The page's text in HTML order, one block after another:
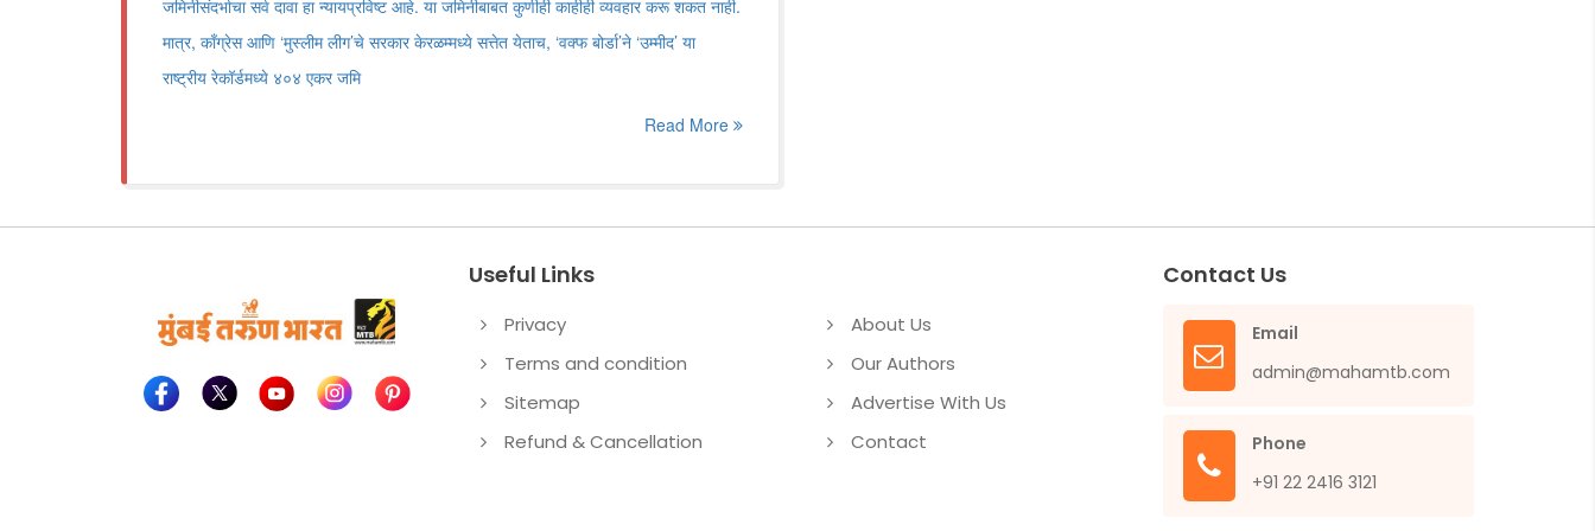
जमिनीसंदर्भाचा सर्व दावा हा न्यायप्रविष्ट आहे. या जमिनीबाबत कुणीही काहीही व्यवहार करू शकत नाही.
मात्र, काँग्रेस आणि ‘मुस्लीम लीग’चे सरकार केरळम्मध्ये सत्तेत येताच, ‘वक्फ बोर्डा’ने ‘उम्मीद’ या
राष्ट्रीय रेकॉर्डमध्ये ४०४ एकर जमि
Read More
Useful Links
Privacy
Terms and condition
Sitemap
Refund & Cancellation
About Us
Our Authors
Advertise With Us
Contact
Contact Us
Email
admin@mahamtb.com
Phone
+91 22 2416 3121